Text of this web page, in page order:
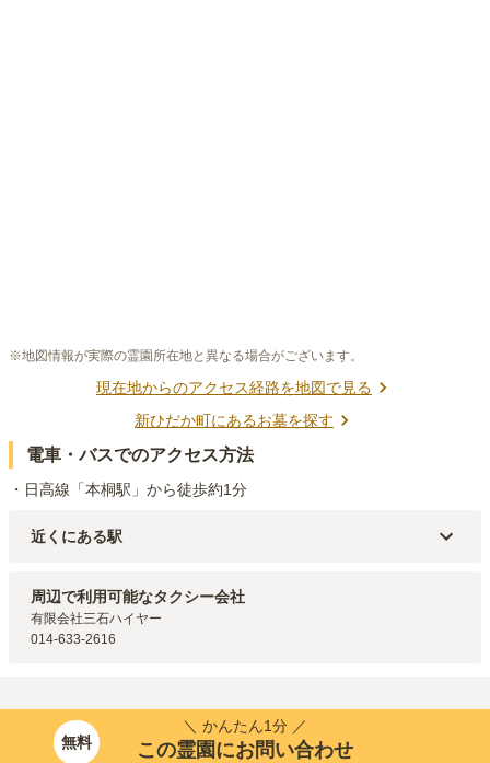
※地図情報が実際の霊園所在地と異なる場合がございます。
現在地からのアクセス経路を地図で見る
新ひだか町にあるお墓を探す
電車・バスでのアクセス方法
・日高線「本桐駅」から徒歩約1分
近くにある駅
周辺で利用可能なタクシー会社
有限会社三石ハイヤー
014-633-2616
無料
＼ かんたん1分 ／
この霊園にお問い合わせ